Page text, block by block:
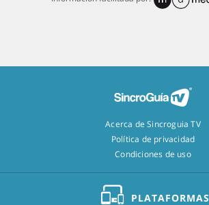
Acerca de Sincroguia TV
Política de privacidad
Condiciones de uso
PLATAFORMAS